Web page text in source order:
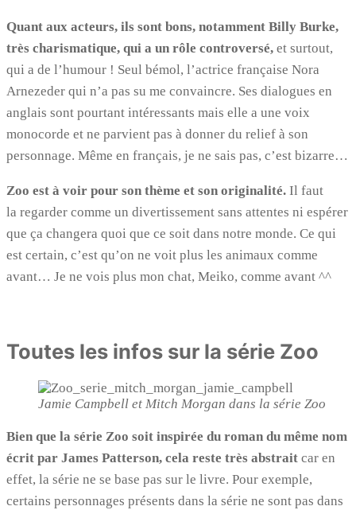
Quant aux acteurs, ils sont bons, notamment Billy Burke,
très charismatique, qui a un rôle controversé, et surtout,
qui a de l’humour ! Seul bémol, l’actrice française Nora
Arnezeder qui n’a pas su me convaincre. Ses dialogues en
anglais sont pourtant intéressants mais elle a une voix
monocorde et ne parvient pas à donner du relief à son
personnage. Même en français, je ne sais pas, c’est bizarre…
Zoo est à voir pour son thème et son originalité. Il faut
la regarder comme un divertissement sans attentes ni espérer
que ça changera quoi que ce soit dans notre monde. Ce qui
est certain, c’est qu’on ne voit plus les animaux comme
avant… Je ne vois plus mon chat, Meiko, comme avant ^^
Toutes les infos sur la série Zoo
Jamie Campbell et Mitch Morgan dans la série Zoo
Bien que la série Zoo soit inspirée du roman du même nom
écrit par James Patterson, cela reste très abstrait car en
effet, la série ne se base pas sur le livre. Pour exemple,
certains personnages présents dans la série ne sont pas dans